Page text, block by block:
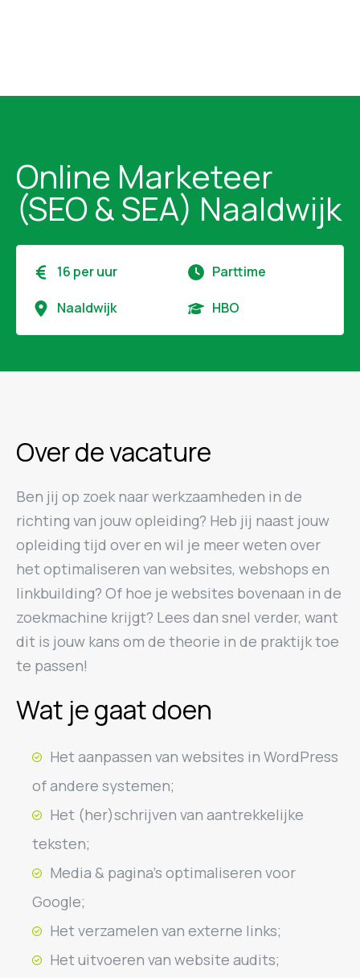
Online Marketeer
(SEO & SEA) Naaldwijk
16 per uur Parttime
Naaldwijk HBO
Over de vacature
Ben jij op zoek naar werkzaamheden in de
richting van jouw opleiding? Heb jij naast jouw
opleiding tijd over en wil je meer weten over
het optimaliseren van websites, webshops en
linkbuilding? Of hoe je websites bovenaan in de
zoekmachine krijgt? Lees dan snel verder, want
dit is jouw kans om de theorie in de praktijk toe
te passen!
Wat je gaat doen
Het aanpassen van websites in WordPress
of andere systemen;
Het (her)schrijven van aantrekkelijke
teksten;
Media & pagina’s optimaliseren voor
Google;
Het verzamelen van externe links;
Het uitvoeren van website audits;